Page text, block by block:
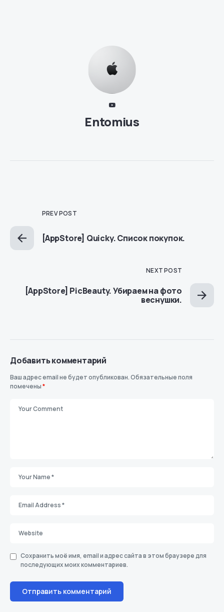
Entomius
PREV POST
[AppStore] Quicky. Список покупок.
NEXT POST
[AppStore] PicBeauty. Убираем на фото
веснушки.
Добавить комментарий
Ваш адрес email не будет опубликован.Обязательные поля
помечены*
Сохранить моё имя, email и адрес сайта в этом браузере для
последующих моих комментариев.